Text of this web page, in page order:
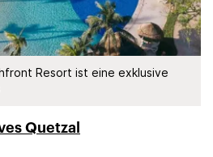
Resort ist eine exklusive
Quetzal